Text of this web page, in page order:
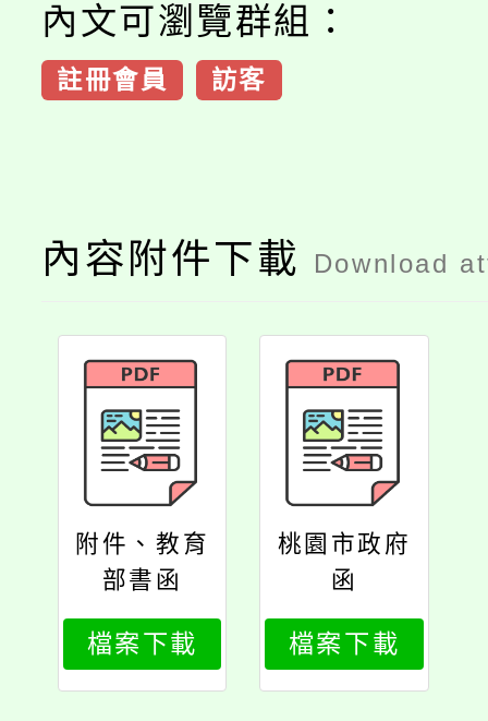
內文可瀏覽群組：
註冊會員 訪客
內容附件下載 Download
附件、教育
部書函
檔案下載
桃園市政府
函
檔案下載